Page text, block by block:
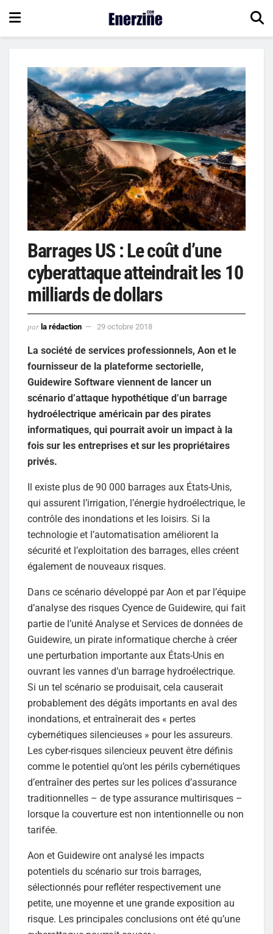
Barrages US : Le coût d’une
cyberattaque atteindrait les 10
milliards de dollars
par la rédaction 29 octobre 2018
La société de services professionnels, Aon et le
fournisseur de la plateforme sectorielle,
Guidewire Software viennent de lancer un
scénario d’attaque hypothétique d’un barrage
hydroélectrique américain par des pirates
informatiques, qui pourrait avoir un impact à la
fois sur les entreprises et sur les propriétaires
privés.
Il existe plus de 90 000 barrages aux États-Unis,
qui assurent l’irrigation, l’énergie hydroélectrique, le
contrôle des inondations et les loisirs. Si la
technologie et l’automatisation améliorent la
sécurité et l’exploitation des barrages, elles créent
également de nouveaux risques.
Dans ce scénario développé par Aon et par l’équipe
d’analyse des risques Cyence de Guidewire, qui fait
partie de l’unité Analyse et Services de données de
Guidewire, un pirate informatique cherche à créer
une perturbation importante aux États-Unis en
ouvrant les vannes d’un barrage hydroélectrique.
Si un tel scénario se produisait, cela causerait
probablement des dégâts importants en aval des
inondations, et entraînerait des « pertes
cybernétiques silencieuses » pour les assureurs.
Les cyber-risques silencieux peuvent être définis
comme le potentiel qu’ont les périls cybernétiques
d’entraîner des pertes sur les polices d’assurance
traditionnelles – de type assurance multirisques –
lorsque la couverture est non intentionnelle ou non
tarifée.
Aon et Guidewire ont analysé les impacts
potentiels du scénario sur trois barrages,
sélectionnés pour refléter respectivement une
petite, une moyenne et une grande exposition au
risque. Les principales conclusions ont été qu’une